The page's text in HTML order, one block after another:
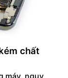
chất